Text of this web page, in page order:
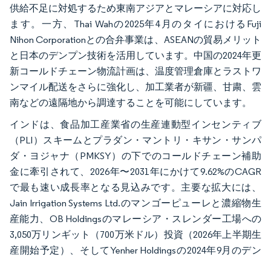
供給不足に対処するため東南アジアとマレーシアに対応し
ます。一方、Thai Wahの2025年4月のタイにおけるFuji
Nihon Corporationとの合弁事業は、ASEANの貿易メリット
と日本のデンプン技術を活用しています。中国の2024年更
新コールドチェーン物流計画は、温度管理倉庫とラストワ
ンマイル配送をさらに強化し、加工業者が新疆、甘粛、雲
南などの遠隔地から調達することを可能にしています。
インドは、食品加工産業省の生産連動型インセンティブ
（PLI）スキームとプラダン・マントリ・キサン・サンパ
ダ・ヨジャナ（PMKSY）の下でのコールドチェーン補助
金に牽引されて、2026年〜2031年にかけて9.62%のCAGR
で最も速い成長率となる見込みです。主要な拡大には、
Jain Irrigation Systems Ltd.のマンゴーピューレと濃縮物生
産能力、OB Holdingsのマレーシア・スレンダー工場への
3,050万リンギット（700万米ドル）投資（2026年上半期生
産開始予定）、そしてYenher Holdingsの2024年9月のデン